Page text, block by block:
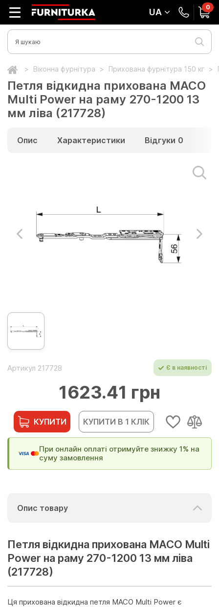
UA 0
Віконна фурнітура Прихована фурнітура 150 кг
Петля відкидна прихована MACO
Multi Power на раму 270-1200 13
мм ліва (217728)
Опис Характеристики Відгуки 0
Артикул 217728 Є в наявності
1623.41 грн
КУПИТИ КУПИТИ В 1 КЛІК
При онлайн оплаті отримуйте знижку 1% на
суму замовлення
Опис товару
Петля відкидна прихована MACO Multi
Power на раму 270-1200 13 мм ліва
(217728)
Ця прихована відкидна петля MACO Multi Power є